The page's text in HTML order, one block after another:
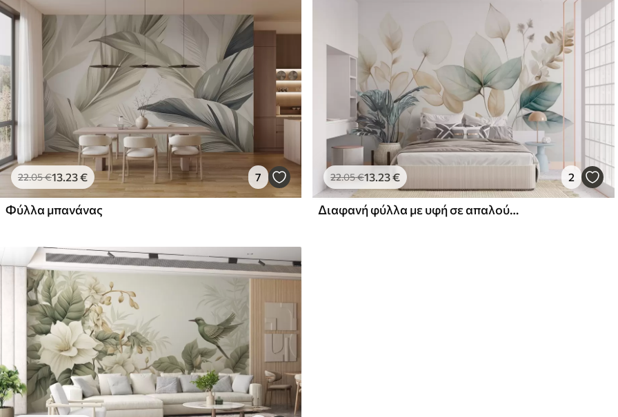
22.05€13 .23€ 7
Φύλλα μπανάνας
22.05€13 .23€ 2
Διαφανή φύλλα με υφή σε απαλούς τόνους του μπεζ και του τυρκουάζ, με λεπτούς μίσχους σε απαλό, ανοιχτόχρωμο φόντο